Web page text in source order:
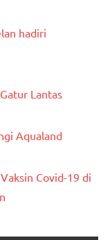
hadiri
Lantas
Aqualand
Covid-19 di